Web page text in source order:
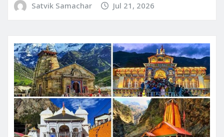
Satvik Samachar Jul 21, 2026